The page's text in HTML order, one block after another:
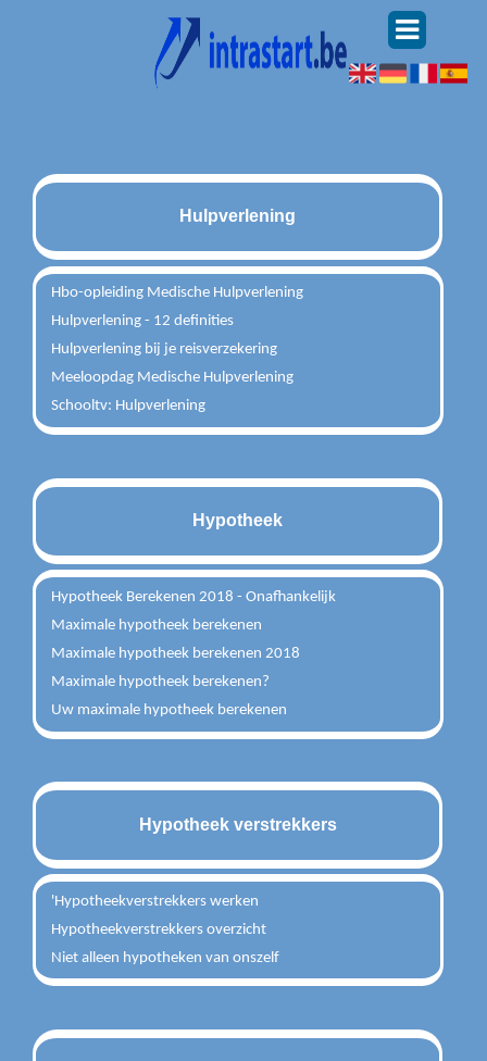
Hulpverlening
Hbo-opleiding Medische Hulpverlening
Hulpverlening - 12 definities
Hulpverlening bij je reisverzekering
Meeloopdag Medische Hulpverlening
Schooltv: Hulpverlening
Hypotheek
Hypotheek Berekenen 2018 - Onafhankelijk
Maximale hypotheek berekenen
Maximale hypotheek berekenen 2018
Maximale hypotheek berekenen?
Uw maximale hypotheek berekenen
Hypotheek verstrekkers
'Hypotheekverstrekkers werken
Hypotheekverstrekkers overzicht
Niet alleen hypotheken van onszelf